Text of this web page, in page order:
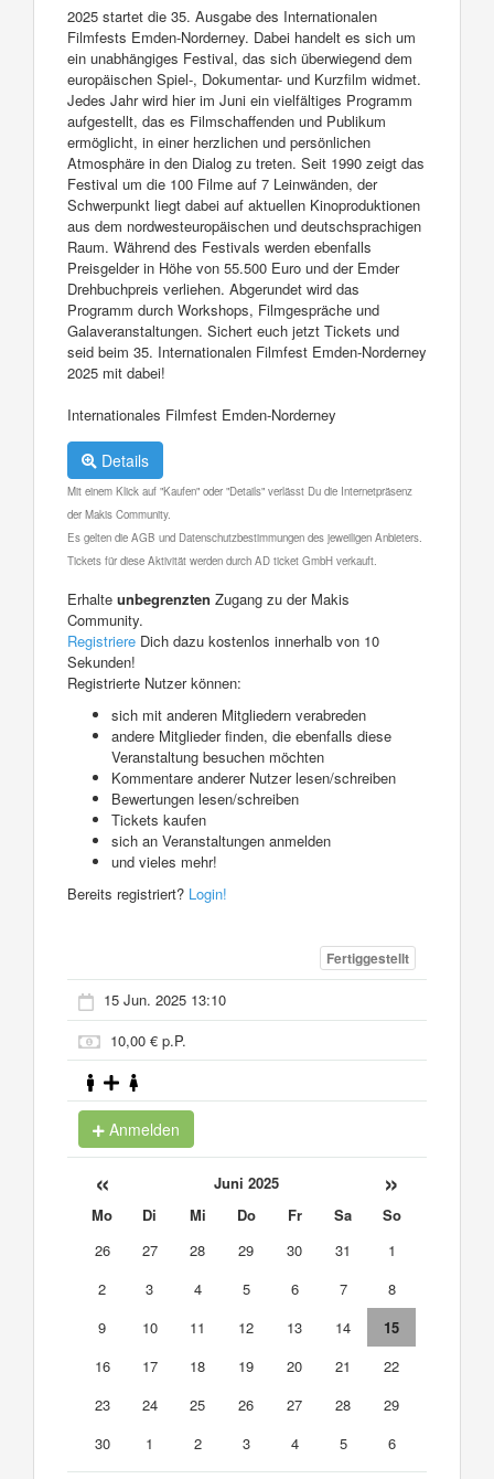
2025 startet die 35. Ausgabe des Internationalen
Filmfests Emden-Norderney. Dabei handelt es sich um
ein unabhängiges Festival, das sich überwiegend dem
europäischen Spiel-, Dokumentar- und Kurzfilm widmet.
Jedes Jahr wird hier im Juni ein vielfältiges Programm
aufgestellt, das es Filmschaffenden und Publikum
ermöglicht, in einer herzlichen und persönlichen
Atmosphäre in den Dialog zu treten. Seit 1990 zeigt das
Festival um die 100 Filme auf 7 Leinwänden, der
Schwerpunkt liegt dabei auf aktuellen Kinoproduktionen
aus dem nordwesteuropäischen und deutschsprachigen
Raum. Während des Festivals werden ebenfalls
Preisgelder in Höhe von 55.500 Euro und der Emder
Drehbuchpreis verliehen. Abgerundet wird das
Programm durch Workshops, Filmgespräche und
Galaveranstaltungen. Sichert euch jetzt Tickets und
seid beim 35. Internationalen Filmfest Emden-Norderney
2025 mit dabei!
Internationales Filmfest Emden-Norderney
Details
Mit einem Klick auf "Kaufen" oder "Details" verlässt Du die Internetpräsenz
der Makis Community.
Es gelten die AGB und Datenschutzbestimmungen des jeweiligen Anbieters.
Tickets für diese Aktivität werden durch AD ticket GmbH verkauft.
Erhalte unbegrenzten Zugang zu der Makis
Community.
Registriere Dich dazu kostenlos innerhalb von 10
Sekunden!
Registrierte Nutzer können:
sich mit anderen Mitgliedern verabreden
andere Mitglieder finden, die ebenfalls diese
Veranstaltung besuchen möchten
Kommentare anderer Nutzer lesen/schreiben
Bewertungen lesen/schreiben
Tickets kaufen
sich an Veranstaltungen anmelden
und vieles mehr!
Bereits registriert? Login!
Fertiggestellt
15 Jun. 2025 13:10
10,00 € p.P.
Anmelden
« Juni 2025 »
Mo Di Mi Do Fr Sa
So
26
27 28 29 30 31
1
2
3 4 5 6 7
8
9
10 11 12 13 14
15
16
17 18 19 20 21
22
23
24 25 26 27 28
29
30
1 2 3 4 5 6